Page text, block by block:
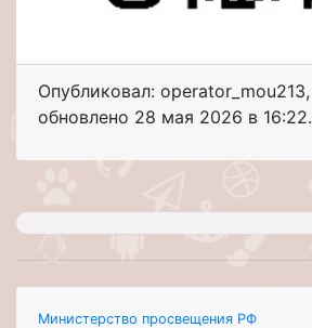
Опубликовал: operator_mou213,
обновлено 28 мая 2026 в 16:22.
Министерство просвещения РФ